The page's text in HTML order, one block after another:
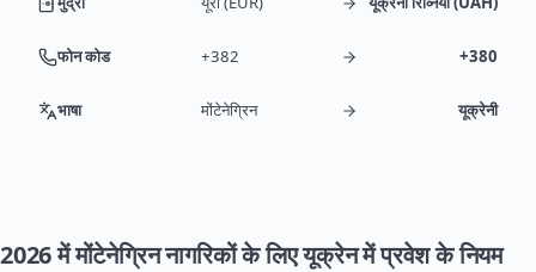
फोन कोड +382 +380
भाषा मोंटेनेग्रिन यूक्रेनी
2026 में मोंटेनेग्रिन नागरिकों के लिए यूक्रेन में प्रवेश के नियम